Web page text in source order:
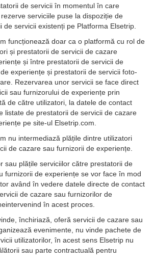
de servicii în momentul în care
serviciile puse la dispoziție de
de servicii existenți pe Platforma Elsetrip.
funcționează doar ca o platformă cu rol de
și prestatorii de servicii de cazare
și între prestatorii de servicii de
experiențe și prestatorii de servicii foto-
Rezervarea unor servicii se face direct
sau furnizorului de experiențe prin
de către utilizatori, la datele de contact
listate de prestatorii de servicii de cazare
pe site-ul Elsetrip.com.
nu intermediază plățile dintre utilizatori
de cazare sau furnizorii de experiențe.
sau plățile serviciilor către prestatorii de
furnizorii de experiențe se vor face în mod
având în vedere datele directe de contact
de cazare sau furnizorilor de
în acest proces.
închiriază, oferă servicii de cazare sau
evenimente, nu vinde pachete de
utilizatorilor, în acest sens Elsetrip nu
sau parte contractuală pentru